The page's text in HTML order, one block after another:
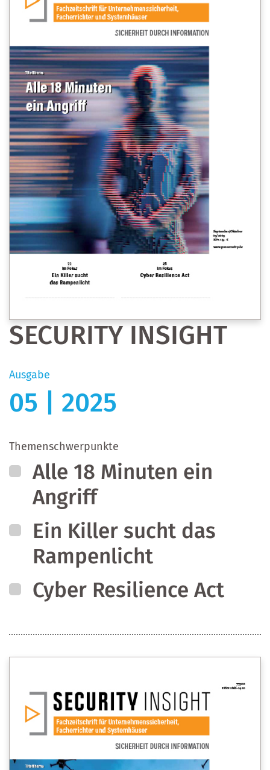
SECURITY INSIGHT
Ausgabe
05 | 2025
Themenschwerpunkte
Alle 18 Minuten ein
Angriff
Ein Killer sucht das
Rampenlicht
Cyber Resilience Act